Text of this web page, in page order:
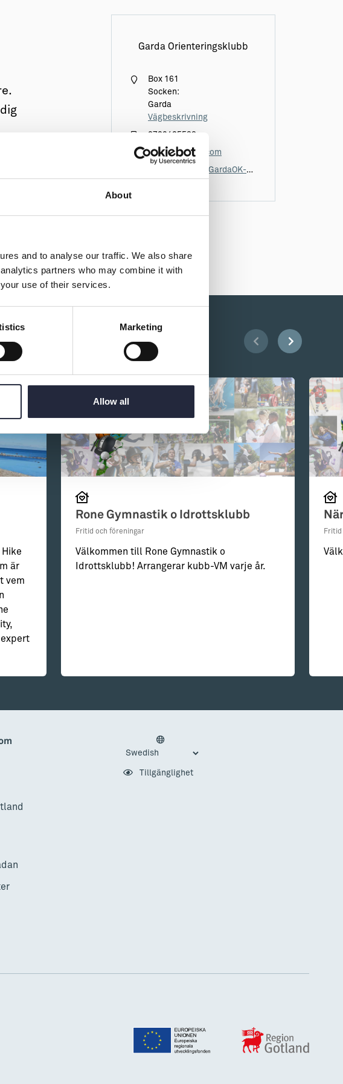
About
and to analyse our traffic. We also share
partners who may combine it with
use of their services.
Marketing
Allow all
Garda Orienteringsklubb
Box 161
Socken:
Garda
Vägbeskrivning
0702405588
plusse@gmail.com
idrottonline.se/GardaOK-Orientering/
är
vem
Rone Gymnastik o Idrottsklubb
Fritid och föreningar
Välkommen till Rone Gymnastik o
Idrottsklubb! Arrangerar kubb-VM varje år.
Tillgänglighet